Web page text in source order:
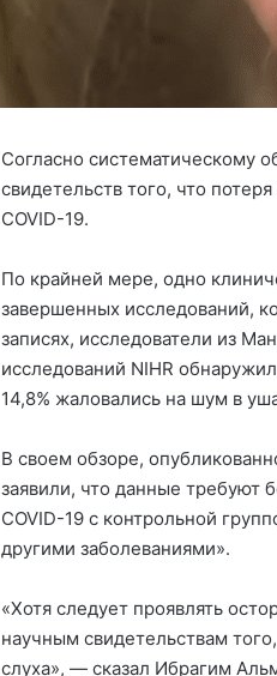
Согласно систематическому
свидетельств того, что
COVID-19.
По крайней мере, одно
завершенных исследований,
записях, исследователи из
исследований NIHR
14,8% жаловались на шум в
В своем обзоре,
заявили, что данные требуют
COVID-19 с контрольной
другими заболеваниями».
«Хотя следует проявлять
научным свидетельствам
слуха», — сказал Ибрагим